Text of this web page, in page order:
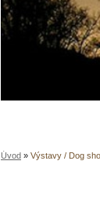
Úvod » Výstavy / Dog